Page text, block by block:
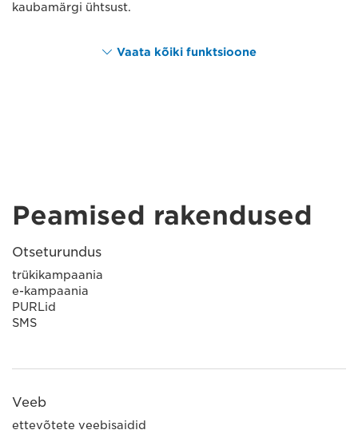
kaubamärgi ühtsust.
Vaata kõiki funktsioone
Peamised rakendused
Otseturundus
trükikampaania
e-kampaania
PURLid
SMS
Veeb
ettevõtete veebisaidid